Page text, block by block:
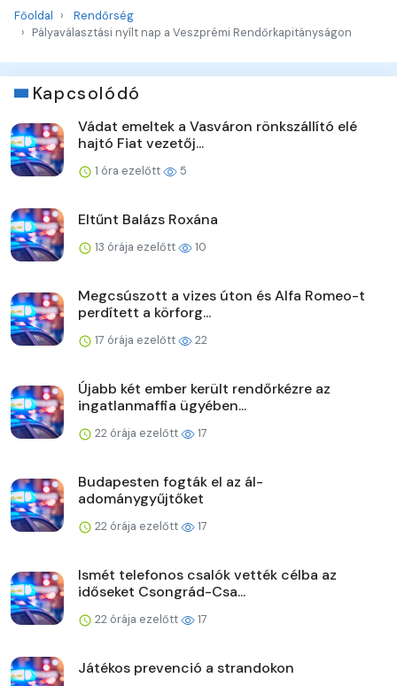
Főoldal
Rendőrség
Pályaválasztási nyílt nap a Veszprémi Rendőrkapitányságon
Kapcsolódó
Vádat emeltek a Vasváron rönkszállító elé
hajtó Fiat vezetőj...
1 óra ezelőtt 5
Eltűnt Balázs Roxána
13 órája ezelőtt 10
Megcsúszott a vizes úton és Alfa Romeo-t
perdített a körforg...
17 órája ezelőtt 22
Újabb két ember került rendőrkézre az
ingatlanmaffia ügyében...
22 órája ezelőtt 17
Budapesten fogták el az ál-
adománygyűjtőket
22 órája ezelőtt 17
Ismét telefonos csalók vették célba az
időseket Csongrád-Csa...
22 órája ezelőtt 17
Játékos prevenció a strandokon